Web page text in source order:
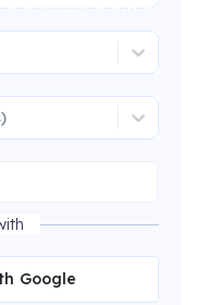
Google